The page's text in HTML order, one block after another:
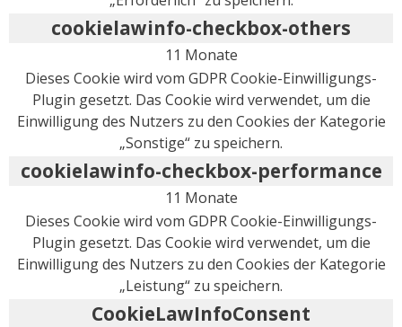
cookielawinfo-checkbox-others
11 Monate
Dieses Cookie wird vom GDPR Cookie-Einwilligungs-
Plugin gesetzt. Das Cookie wird verwendet, um die
Einwilligung des Nutzers zu den Cookies der Kategorie
„Sonstige“ zu speichern.
cookielawinfo-checkbox-performance
11 Monate
Dieses Cookie wird vom GDPR Cookie-Einwilligungs-
Plugin gesetzt. Das Cookie wird verwendet, um die
Einwilligung des Nutzers zu den Cookies der Kategorie
„Leistung“ zu speichern.
CookieLawInfoConsent